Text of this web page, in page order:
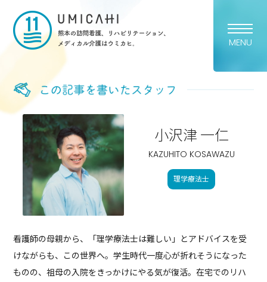
MENU
小沢津 一仁
KAZUHITO KOSAWAZU
理学療法士
看護師の母親から、「理学療法士は難しい」とアドバイスを受
けながらも、この世界へ。学生時代一度心が折れそうになった
ものの、祖母の入院をきっかけにやる気が復活。在宅でのリハ